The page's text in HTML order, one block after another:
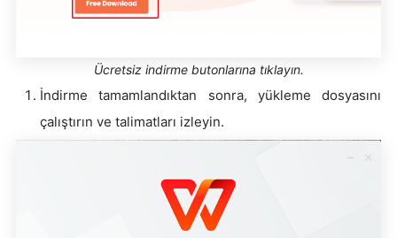
Ücretsiz indirme butonlarına tıklayın.
İndirme tamamlandıktan sonra, yükleme dosyasını
çalıştırın ve talimatları izleyin.